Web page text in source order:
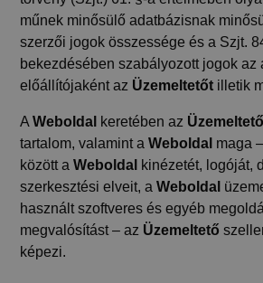
műnek minősülő adatbázisnak
szerzői jogok összessége és a Szjt.
bekezdésében szabályozott jogok az
előállítójaként az Üzemeltetőt illetik
AWeboldal keretében az Üzemeltető
tartalom, valamint aWeboldal maga
között aWeboldal kinézetét, logóját,
szerkesztési elveit, aWeboldal
használt szoftveres és egyéb
megvalósítást – az Üzemeltető
képezi.